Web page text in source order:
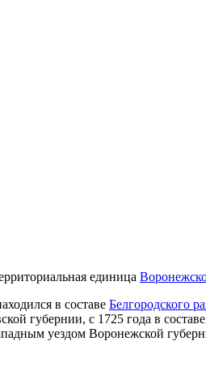
единица
в составе Белгородского
губернии, с 1725 года в
уездом Воронежской